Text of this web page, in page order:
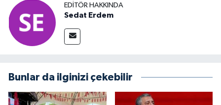
EDITÖR HAKKINDA
Sedat Erdem
Bunlar da ilginizi çekebilir